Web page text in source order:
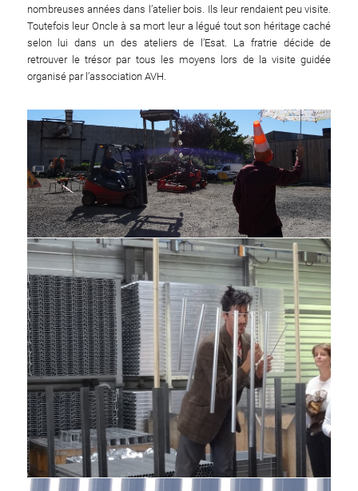
nombreuses années dans l’atelier bois. Ils leur rendaient peu visite.
Toutefois leur Oncle à sa mort leur a légué tout son héritage caché
selon lui dans un des ateliers de l’Esat. La fratrie décide de
retrouver le trésor par tous les moyens lors de la visite guidée
organisé par l’association AVH.